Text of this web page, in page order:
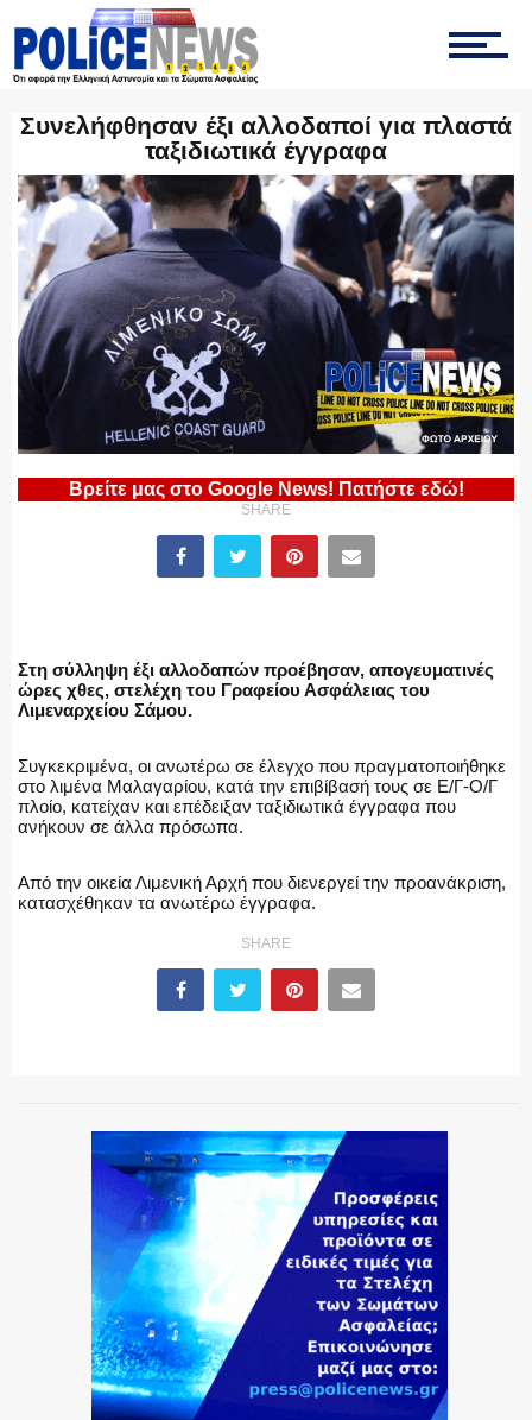
ΤΡΟΧΑΙΑ
ΟΠΚΕ
ΟΜΑΔΑ “Ζ”
ΕΛΛΗΝΙΚΗ ΑΣΤΥΝΟΜΙΑ
ΠΥΡΟΣΒΕΣΤΙΚΗ
ΛΙΜΕΝΙΚΟ
ΑΣΤΥΝΟΜΙΚΟ ΡΕΠΟΡΤΑΖ
Η ΦΩΝΗ ΣΟΥ
Συνελήφθησαν έξι αλλοδαποί για πλαστά
ταξιδιωτικά έγγραφα
Βρείτε μας στο Google News! Πατήστε εδώ!
SHARE
Στη σύλληψη έξι αλλοδαπών προέβησαν, απογευματινές
ώρες χθες, στελέχη του Γραφείου Ασφάλειας του
Λιμεναρχείου Σάμου.
Συγκεκριμένα, οι ανωτέρω σε έλεγχο που πραγματοποιήθηκε
στο λιμένα Μαλαγαρίου, κατά την επιβίβασή τους σε Ε/Γ-Ο/Γ
πλοίο, κατείχαν και επέδειξαν ταξιδιωτικά έγγραφα που
ανήκουν σε άλλα πρόσωπα.
Από την οικεία Λιμενική Αρχή που διενεργεί την προανάκριση,
κατασχέθηκαν τα ανωτέρω έγγραφα.
SHARE